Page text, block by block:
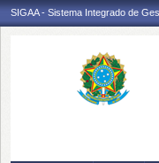
SIGAA - Sistema Integrado de